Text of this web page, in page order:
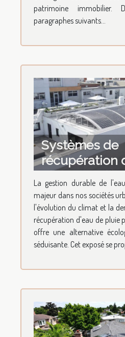
patrimoine immobilier.
paragraphes suivants...
Systèmes de
récupération
pluie pour
urbains
installation
La gestion durable de
majeur dans nos sociétés
l'évolution du climat et la
récupération d'eau de pluie
offre une alternative
séduisante. Cet exposé se